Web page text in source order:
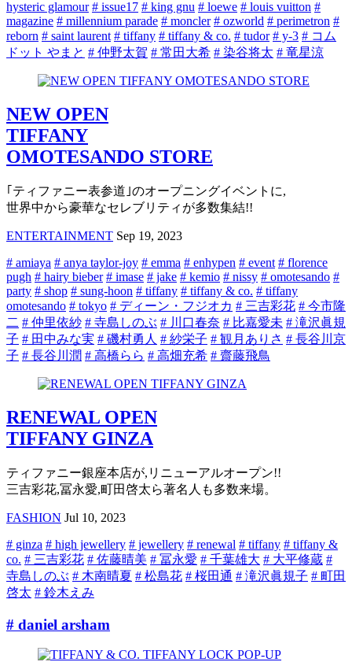
hysteric glamour # issue17 # king gnu # loewe # louis vuitton #
magazine # millennium parade # moncler # ozworld # perimetron #
reborn # saint laurent # tiffany # tiffany & co. # tudor # y-3 # コム
ドット やまと # 仲野太賀 # 常田大希 # 染谷将太 # 竜星涼
NEW OPEN
TIFFANY
OMOTESANDO STORE
｢ティファニー表参道｣のオープニングイベントに,
世界中から豪華なセレブリティが多数集結!!
ENTERTAINMENT Sep 19, 2023
# amiaya # anya taylor-joy # emma # enhypen # event # florence
pugh # hairy bieber # imase # jake # kemio # nissy # omotesando #
party # shop # sung-hoon # tiffany # tiffany & co. # tiffany
omotesando # tokyo # ディーン・フジオカ # 三吉彩花 # 今市隆
二 # 仲里依紗 # 寺島しのぶ # 川口春奈 # 比嘉愛未 # 滝沢眞規
子 # 田中みな実 # 磯村勇人 # 紗栄子 # 観月ありさ # 長谷川京
子 # 長谷川潤 # 高橋らら # 高畑充希 # 齋藤飛鳥
RENEWAL OPEN
TIFFANY GINZA
ティファニー銀座本店が,リニューアルオープン!!
三吉彩花,冨永愛,町田啓太ら著名人も多数来場。
FASHION Jul 10, 2023
# ginza # high jewellery # jewellery # renewal # tiffany # tiffany &
co. # 三吉彩花 # 佐藤晴美 # 冨永愛 # 千葉雄大 # 大平修蔵 #
寺島しのぶ # 木南晴夏 # 松島花 # 桜田通 # 滝沢眞規子 # 町田
啓太 # 鈴木えみ
# daniel arsham